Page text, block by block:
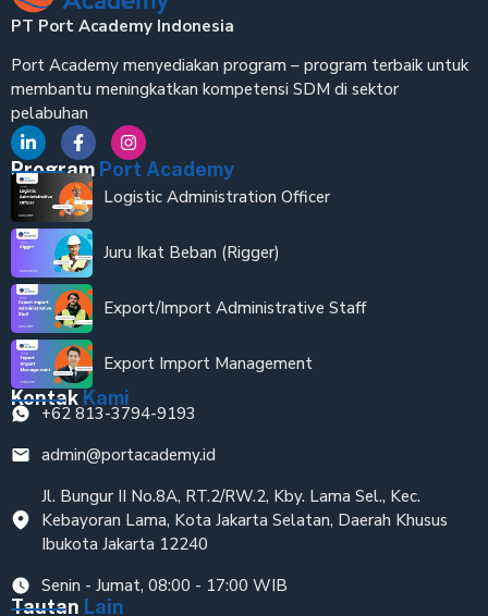
PT Port Academy Indonesia
Port Academy menyediakan program – program terbaik untuk
membantu meningkatkan kompetensi SDM di sektor
pelabuhan
Program Port Academy
Logistic Administration Officer
Juru Ikat Beban (Rigger)
Export/Import Administrative Staff
Export Import Management
Kontak Kami
+62 813-3794-9193
admin@portacademy.id
Jl. Bungur II No.8A, RT.2/RW.2, Kby. Lama Sel., Kec.
Kebayoran Lama, Kota Jakarta Selatan, Daerah Khusus
Ibukota Jakarta 12240
Senin - Jumat, 08:00 - 17:00 WIB
Tautan Lain